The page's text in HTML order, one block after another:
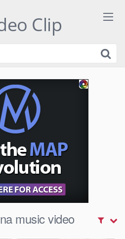
Clip
music video